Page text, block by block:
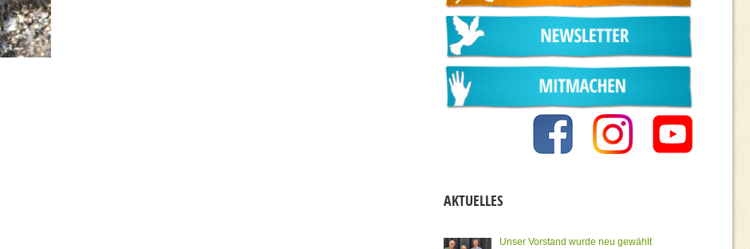
AKTUELLES
Unser Vorstand wurde neu gewählt